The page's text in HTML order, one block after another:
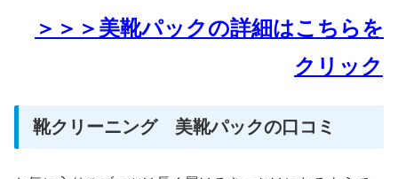
＞＞＞美靴パックの詳細はこちらを
クリック
靴クリーニング 美靴パックの口コミ